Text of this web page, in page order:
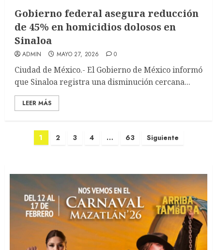
Gobierno federal asegura reducción
de 45% en homicidios dolosos en
Sinaloa
ADMIN MAYO 27, 2026 0
Ciudad de México.- El Gobierno de México informó
que Sinaloa registra una disminución cercana...
LEER MÁS
Paginación
1 2 3 4 … 63 Siguiente